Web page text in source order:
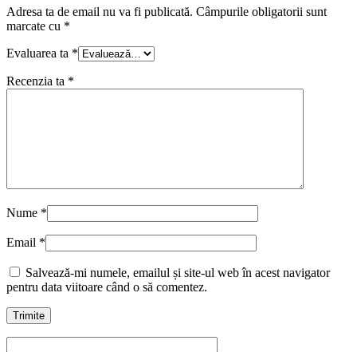
Adresa ta de email nu va fi publicată. Câmpurile obligatorii sunt
marcate cu *
Evaluarea ta *
Recenzia ta *
Nume *
Email *
Salvează-mi numele, emailul și site-ul web în acest navigator
pentru data viitoare când o să comentez.